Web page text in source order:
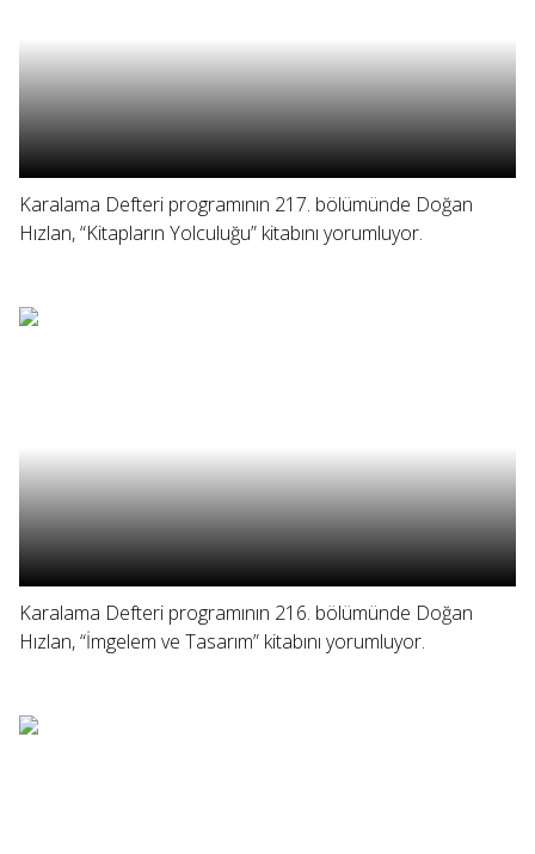
Karalama Defteri programının 217. bölümünde Doğan
Hızlan, “Kitapların Yolculuğu” kitabını yorumluyor.
Karalama Defteri programının 216. bölümünde Doğan
Hızlan, “İmgelem ve Tasarım” kitabını yorumluyor.